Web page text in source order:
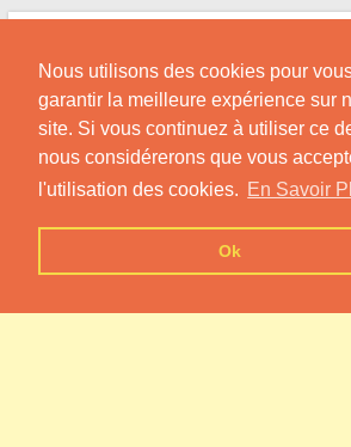
Nous utilisons des cookies pour
garantir la meilleure expérience sur
site. Si vous continuez à utiliser ce
nous considérerons que vous
l'utilisation des cookies. En Savoir
Ok
Skip
content
Informations sur les Pompes à Chaleur
Saint-Jean-d’Ataux